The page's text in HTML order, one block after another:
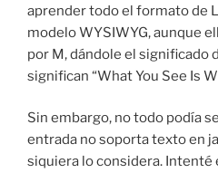
aprender todo el formato de
modelo WYSIWYG, aunque
por M, dándole el significado
significan “What You See Is
Sin embargo, no todo podía
entrada no soporta texto en
siquiera lo considera. Intenté